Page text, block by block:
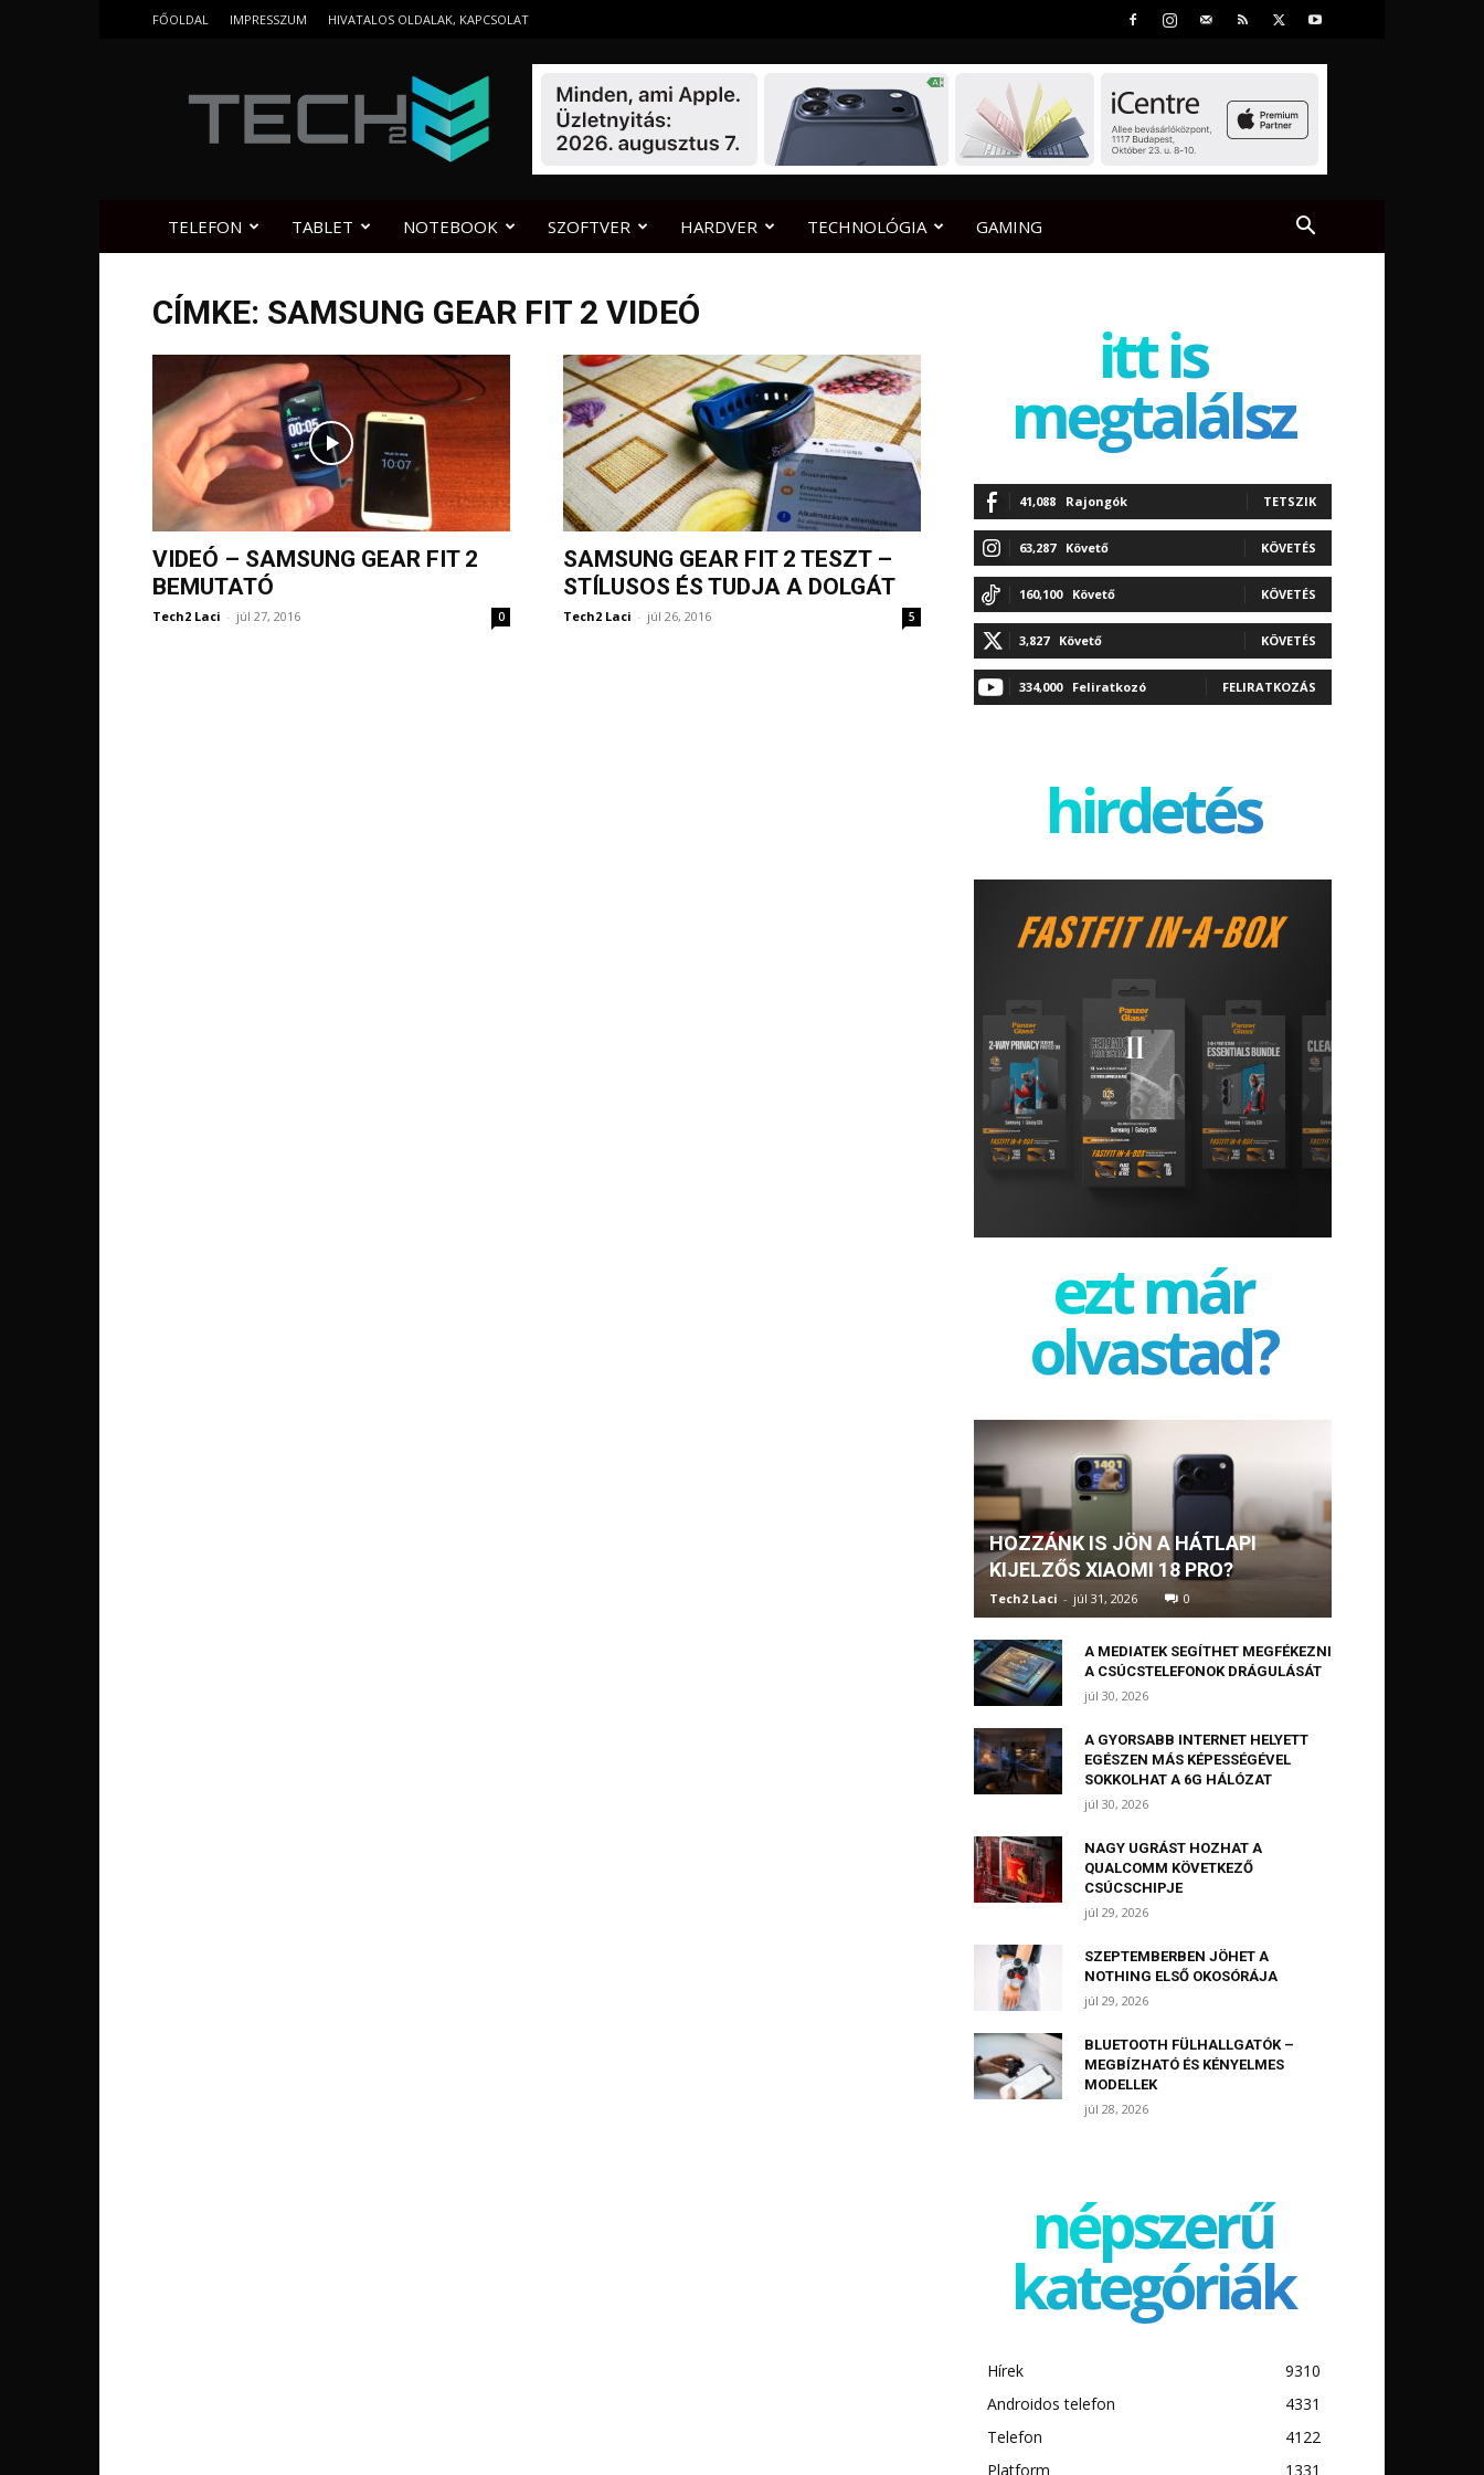
FŐOLDAL IMPRESSZUM HIVATALOS OLDALAK, KAPCSOLAT
TELEFON TABLET NOTEBOOK SZOFTVER HARDVER TECHNOLÓGIA GAMING
CÍMKE: SAMSUNG GEAR FIT 2 VIDEÓ
VIDEÓ – SAMSUNG GEAR FIT 2
BEMUTATÓ
Tech2 Laci - júl 27, 2016 0
SAMSUNG GEAR FIT 2 TESZT –
STÍLUSOS ÉS TUDJA A DOLGÁT
Tech2 Laci - júl 26, 2016 5
itt is
megtalálsz
41,088 Rajongók TETSZIK
63,287 Követő KÖVETÉS
160,100 Követő KÖVETÉS
3,827 Követő KÖVETÉS
334,000 Feliratkozó FELIRATKOZÁS
hirdetés
ezt már
olvastad?
HOZZÁNK IS JÖN A HÁTLAPI
KIJELZŐS XIAOMI 18 PRO?
Tech2 Laci - júl 31, 2026 0
A MEDIATEK SEGÍTHET MEGFÉKEZNI
A CSÚCSTELEFONOK DRÁGULÁSÁT
júl 30, 2026
A GYORSABB INTERNET HELYETT
EGÉSZEN MÁS KÉPESSÉGÉVEL
SOKKOLHAT A 6G HÁLÓZAT
júl 30, 2026
NAGY UGRÁST HOZHAT A
QUALCOMM KÖVETKEZŐ
CSÚCSCHIPJE
júl 29, 2026
SZEPTEMBERBEN JÖHET A
NOTHING ELSŐ OKOSÓRÁJA
júl 29, 2026
BLUETOOTH FÜLHALLGATÓK –
MEGBÍZHATÓ ÉS KÉNYELMES
MODELLEK
júl 28, 2026
népszerű
kategóriák
Hírek
9310
Androidos telefon
4331
Telefon
4122
Platform
1331